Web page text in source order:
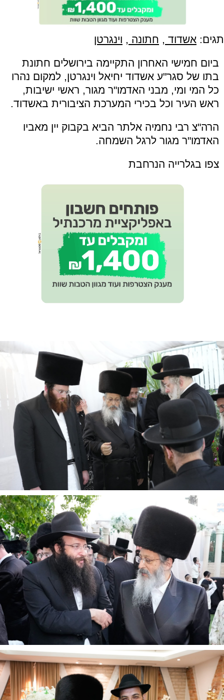
תגים: אשדוד , חתונה , וינגרטן
ביום חמישי האחרון התקיימה בירושלים חתונת
בתו של סגר"ע אשדוד יחיאל וינגרטן, למקום נהרו
כל המי ומי, מבני האדמו"ר מגור, ראשי ישיבות,
ראש העיר וכל בכירי המערכת הציבורית באשדוד.
הרה"צ רבי נחמיה אלתר הביא בקבוק יין מאביו
האדמו"ר מגור לרגל השמחה.
צפו בגלרייה הנרחבת